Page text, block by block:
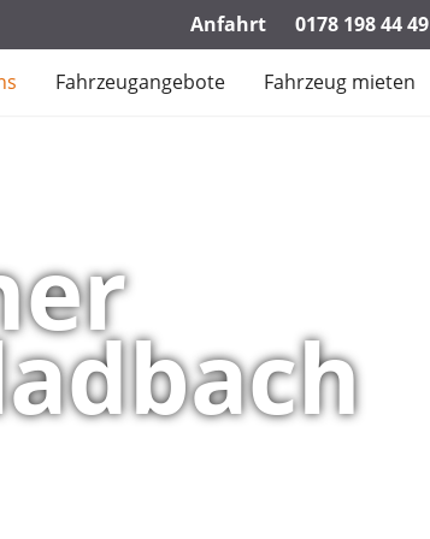
Anfahrt 0178 198 44 49
Fahrzeugangebote Fahrzeug mieten